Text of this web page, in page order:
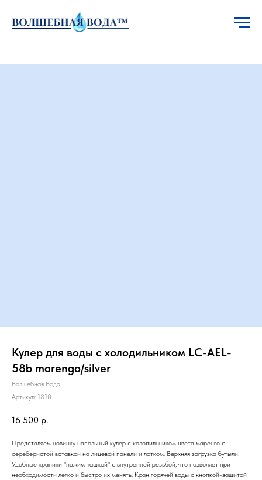
Кулер для воды с холодильником LC-AEL-
58b marengo/silver
Волшебная Вода
Артикул: 1810
16 500 р.
Предсталяем новинку напольный кулер с холодильником цвета маренго с
сереберистой вставкой на лицевой панели и лотком. Верхняя загрузка бутыли.
Удобные краники "нажим чашкой" с внутренней резьбой, что позволяет при
необходимости легко и быстро их менять. Кран горячей воды с кнопкой-защитой